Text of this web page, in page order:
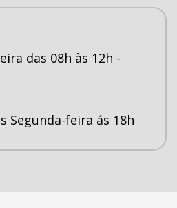
das 08h às 12h -
Segunda-feira ás 18h